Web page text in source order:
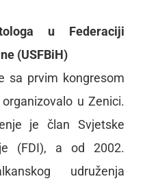
u Federaciji
(USFBiH)
sa prvim kongresom
u Zenici.
je član Svjetske
(FDI), a od 2002.
udruženja